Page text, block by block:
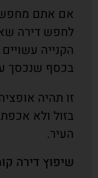
אם אתם
לחפש דירה
הקנייה
בכסף שנכסך
זו תהיה
בזול ולא
העיר.
שיפוץ דירה